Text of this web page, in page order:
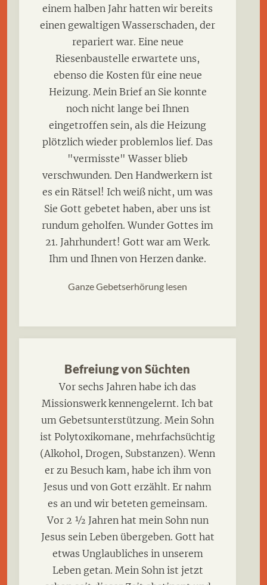
einem halben Jahr hatten wir bereits
einen gewaltigen Wasserschaden, der
repariert war. Eine neue
Riesenbaustelle erwartete uns,
ebenso die Kosten für eine neue
Heizung. Mein Brief an Sie konnte
noch nicht lange bei Ihnen
eingetroffen sein, als die Heizung
plötzlich wieder problemlos lief. Das
"vermisste" Wasser blieb
verschwunden. Den Handwerkern ist
es ein Rätsel! Ich weiß nicht, um was
Sie Gott gebetet haben, aber uns ist
rundum geholfen. Wunder Gottes im
21. Jahrhundert! Gott war am Werk.
Ihm und Ihnen von Herzen danke.
Ganze Gebetserhörung lesen
Befreiung von Süchten
Vor sechs Jahren habe ich das
Missionswerk kennengelernt. Ich bat
um Gebetsunterstützung. Mein Sohn
ist Polytoxikomane, mehrfachsüchtig
(Alkohol, Drogen, Substanzen). Wenn
er zu Besuch kam, habe ich ihm von
Jesus und von Gott erzählt. Er nahm
es an und wir beteten gemeinsam.
Vor 2 ½ Jahren hat mein Sohn nun
Jesus sein Leben übergeben. Gott hat
etwas Unglaubliches in unserem
Leben getan. Mein Sohn ist jetzt